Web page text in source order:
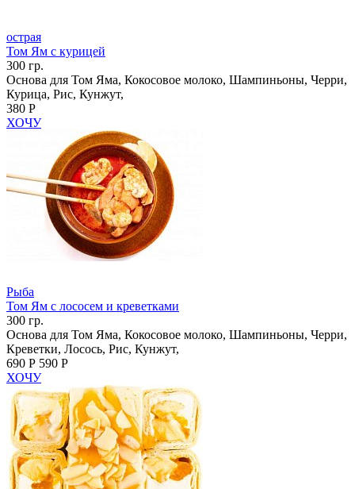
острая
Том Ям с курицей
300 гр.
Основа для Том Яма, Кокосовое молоко, Шампиньоны, Черри,
Курица, Рис, Кунжут,
380 Р
ХОЧУ
Рыба
Том Ям с лососем и креветками
300 гр.
Основа для Том Яма, Кокосовое молоко, Шампиньоны, Черри,
Креветки, Лосось, Рис, Кунжут,
690 Р 590 Р
ХОЧУ